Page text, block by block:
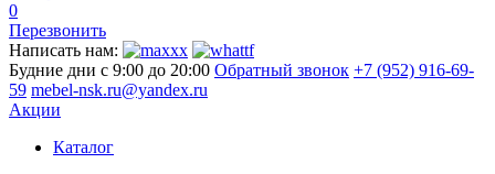
0
Перезвонить
Написать нам:
Будние дни с 9:00 до 20:00 Обратный звонок +7 (952) 916-69-
59 mebel-nsk.ru@yandex.ru
Акции
Каталог